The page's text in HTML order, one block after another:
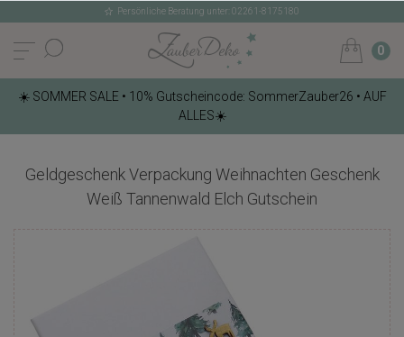
Persönliche Beratung unter: 02261-8175180
0
☀️ SOMMER SALE • 10% Gutscheincode: SommerZauber26 • AUF
ALLES☀️
Geldgeschenk Verpackung Weihnachten Geschenk
Weiß Tannenwald Elch Gutschein